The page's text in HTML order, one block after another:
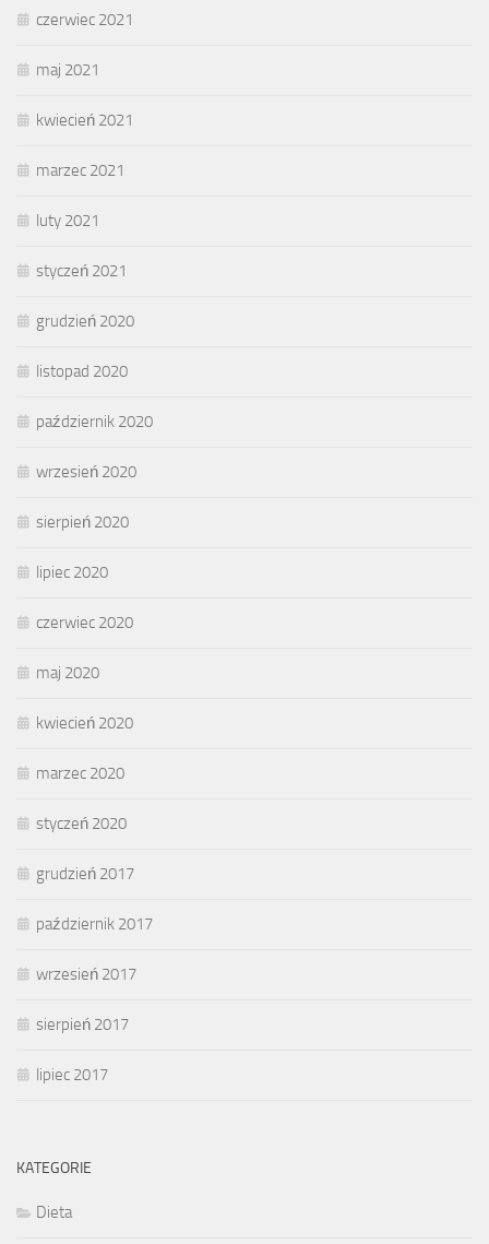
czerwiec 2021
maj 2021
kwiecień 2021
marzec 2021
luty 2021
styczeń 2021
grudzień 2020
listopad 2020
październik 2020
wrzesień 2020
sierpień 2020
lipiec 2020
czerwiec 2020
maj 2020
kwiecień 2020
marzec 2020
styczeń 2020
grudzień 2017
październik 2017
wrzesień 2017
sierpień 2017
lipiec 2017
KATEGORIE
Dieta